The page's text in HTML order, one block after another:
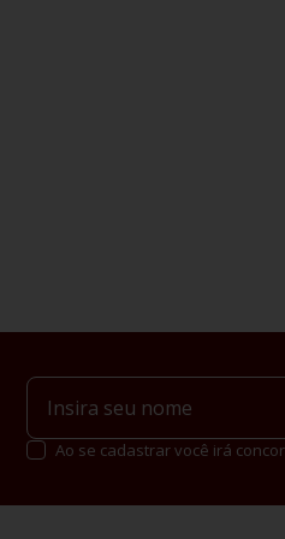
Ao se cadastrar você irá